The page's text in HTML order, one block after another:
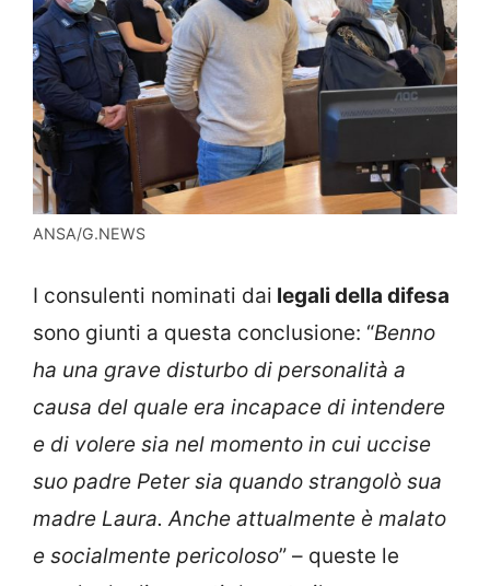
ANSA/G.NEWS
I consulenti nominati dai legali della difesa
sono giunti a questa conclusione: “Benno
ha una grave disturbo di personalità a
causa del quale era incapace di intendere
e di volere sia nel momento in cui uccise
suo padre Peter sia quando strangolò sua
madre Laura. Anche attualmente è malato
e socialmente pericoloso” – queste le